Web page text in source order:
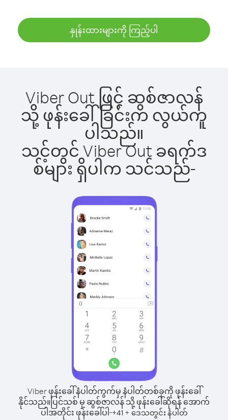
နှုန်းထားများကို ကြည့်ပါ
Viber Out ဖြင့် ဆွစ်ဇာလန်
သို့ ဖုန်းခေါ်ခြင်းက လွယ်ကူ
ပါသည်။
သင့်တွင် Viber Out ခရက်ဒ
စ်များ ရှိပါက သင်သည်-
Viber ဖုန်းခေါ်နံပါတ်ကွက်မှ နံပါတ်တစ်ခုကို ဖုန်းခေါ်
နိုင်သည်။ ပြင်သစ် မှ ဆွစ်ဇာလန် သို့ ဖုန်းခေါ်ဆိုရန် အောက်
ပါအတိုင်း ဖုန်းခေါ်ပါ-+41+ ဒေသတွင်း နံပါတ်